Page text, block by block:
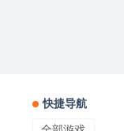
快捷导航